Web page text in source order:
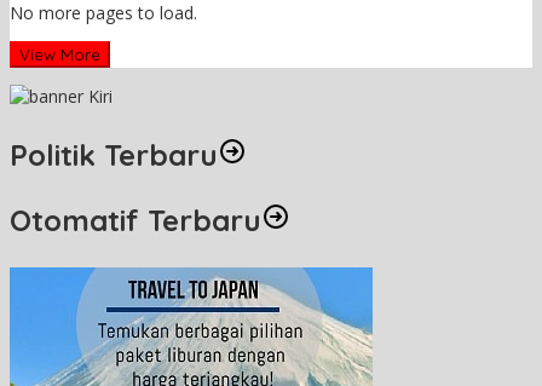
No more pages to load.
View More
Politik Terbaru
Otomatif Terbaru